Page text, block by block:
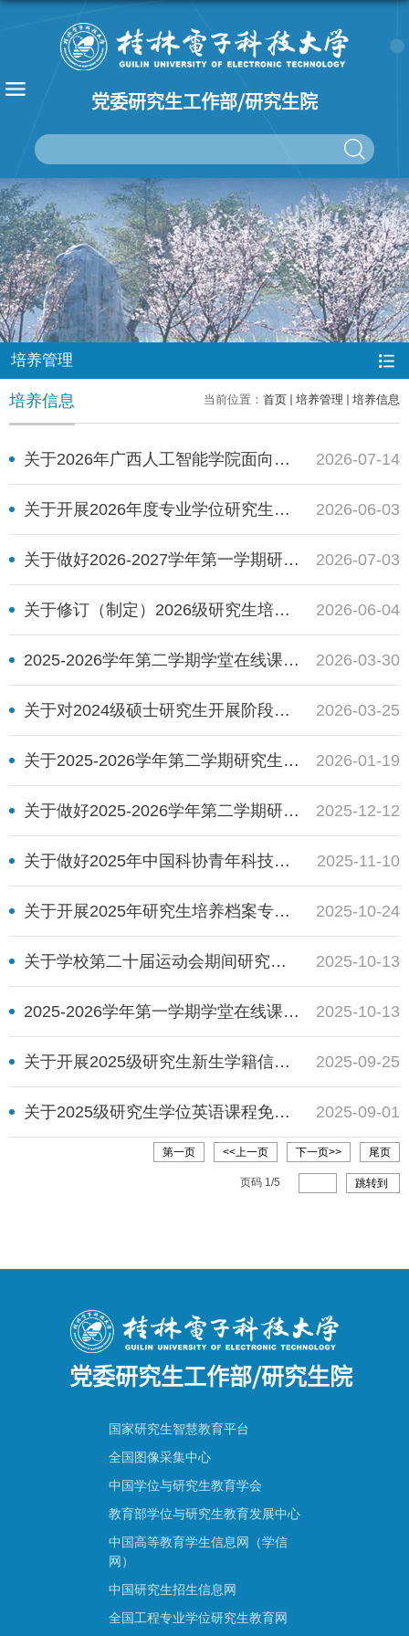
党委研究生工作部/研究生院
培养管理
当前位置： 首页 培养管理 培养信息
培养信息
关于2026年广西人工智能学院面向在读一年级研究生和导师团队遴选的通知 2026-07-14
关于开展2026年度专业学位研究生专业实践工作的通知 2026-06-03
关于做好2026-2027学年第一学期研究生教学任务安排的通知 2026-07-03
关于修订（制定）2026级研究生培养方案的通知 2026-06-04
2025-2026学年第二学期学堂在线课程上课通知 2026-03-30
关于对2024级硕士研究生开展阶段考核的通知 2026-03-25
关于2025-2026学年第二学期研究生选课和重修的通知 2026-01-19
关于做好2025-2026学年第二学期研究生教学任务安排的通知 2025-12-12
关于做好2025年中国科协青年科技人才培育工程博士生专项计划推荐工作的通知 2025-11-10
关于开展2025年研究生培养档案专项检查的通知 2025-10-24
关于学校第二十届运动会期间研究生课程调整安排的通知 2025-10-13
2025-2026学年第一学期学堂在线课程上课通知 2025-10-13
关于开展2025级研究生新生学籍信息自查工作的通知 2025-09-25
关于2025级研究生学位英语课程免修申请的通知 2025-09-01
第一页 <<上一页 下一页>> 尾页
页码 1 /5 跳转到
党委研究生工作部/研究生院
国家研究生智慧教育平台
全国图像采集中心
中国学位与研究生教育学会
教育部学位与研究生教育发展中心
中国高等教育学生信息网（学信
网）
中国研究生招生信息网
全国工程专业学位研究生教育网